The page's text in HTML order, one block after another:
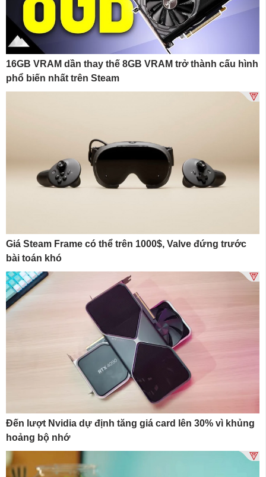
16GB VRAM dần thay thế 8GB VRAM trở thành cấu hình
phổ biến nhất trên Steam
Giá Steam Frame có thể trên 1000$, Valve đứng trước
bài toán khó
Đến lượt Nvidia dự định tăng giá card lên 30% vì khủng
hoảng bộ nhớ